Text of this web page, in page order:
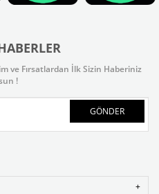
ve Fırsatlardan İlk Sizin Haberiniz
!
GÖNDER